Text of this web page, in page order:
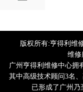
版权所有:亨得利维
维修
广州亨得利维修中心拥
其中高级技术顾问3名
已形成了广州乃